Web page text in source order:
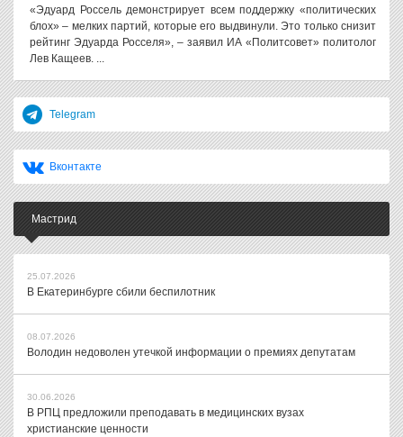
«Эдуард Россель демонстрирует всем поддержку «политических
блох» – мелких партий, которые его выдвинули. Это только снизит
рейтинг Эдуарда Росселя», – заявил ИА «Политсовет» политолог
Лев Кащеев. ...
Telegram
Вконтакте
Мастрид
25.07.2026
В Екатеринбурге сбили беспилотник
08.07.2026
Володин недоволен утечкой информации о премиях депутатам
30.06.2026
В РПЦ предложили преподавать в медицинских вузах
христианские ценности